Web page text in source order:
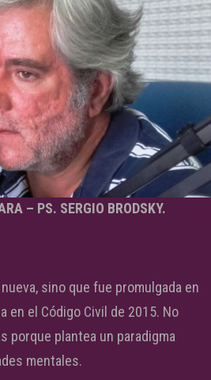
– PS. SERGIO BRODSKY.
sino que fue promulgada en
en el Código Civil de 2015. No
porque plantea un paradigma
mentales.